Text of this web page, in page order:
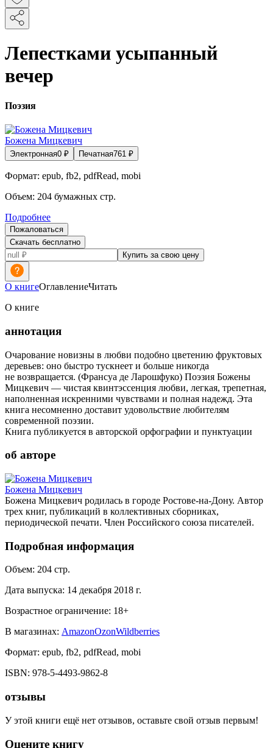
Лепестками усыпанный
вечер
Поэзия
Божена Мицкевич
Электронная0 ₽ Печатная761 ₽
Формат: epub, fb2, pdfRead, mobi
Объем: 204 бумажных стр.
Подробнее
Пожаловаться
Скачать бесплатно
Купить за свою цену
О книгеОглавлениеЧитать
О книге
аннотация
Очарование новизны в любви подобно цветению фруктовых
деревьев: оно быстро тускнеет и больше никогда
не возвращается. (Франсуа де Ларошфуко) Поэзия Божены
Мицкевич — чистая квинтэссенция любви, легкая, трепетная,
наполненная искренними чувствами и полная надежд. Эта
книга несомненно доставит удовольствие любителям
современной поэзии.
Книга публикуется в авторской орфографии и пунктуации
об авторе
Божена Мицкевич
Божена Мицкевич родилась в городе Ростове-на-Дону. Автор
трех книг, публикаций в коллективных сборниках,
периодической печати. Член Российского союза писателей.
Подробная информация
Объем: 204 стр.
Дата выпуска: 14 декабря 2018 г.
Возрастное ограничение: 18+
В магазинах: AmazonOzonWildberries
Формат: epub, fb2, pdfRead, mobi
ISBN: 978-5-4493-9862-8
отзывы
У этой книги ещё нет отзывов, оставьте свой отзыв первым!
Оцените книгу